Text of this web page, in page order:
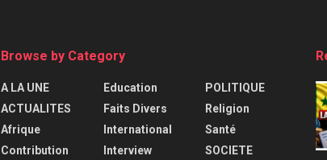
Browse by Category
A LA UNE
ACTUALITES
Afrique
Contribution
Education
Faits Divers
International
Interview
POLITIQUE
Religion
Santé
SOCIETE